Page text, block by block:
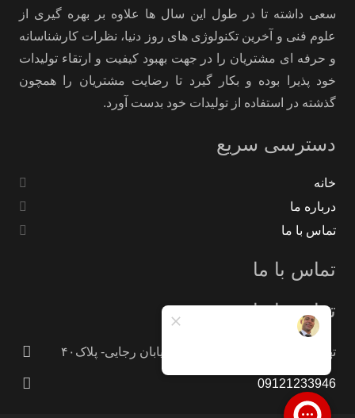
سعی داشته تا در طول این سال ها علاوه بر بهره گیری از
علوم فنی و آخرین تکنولوژی های روز دنیا، نظرات کارشناسانه
و حرفه ای مشتریان را در جهت بهبود کیفیت و ارتقاء تولیدات
خود پذیرا بوده و بکار گیرد تا رضایت مشتریان را همچون
گذشته در استفاده از تولیدات خود بدست آورد.
دسترسی سریع
خانه
درباره ما
تماس با ما
تماس با ما
تماس با ما
تهران -جاده خاوران -خاتون آباد- خیابان رجایی- پلاک۴۰
09121233946